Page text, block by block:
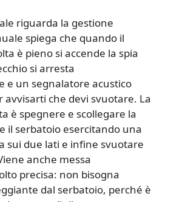
riguarda la gestione
spiega che quando il
è pieno si accende la spia
si arresta
e un segnalatore acustico
avvisarti che devi svuotare. La
è spegnere e scollegare la
il serbatoio esercitando una
sui due lati e infine svuotare
anche messa
precisa: non bisogna
dal serbatoio, perché è